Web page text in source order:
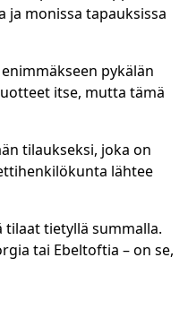
ja monissa tapauksissa
pykälän
itse, mutta tämä
tilaukseksi, joka on
lähtee
tietyllä summalla.
tai Ebeltoftia – on se,